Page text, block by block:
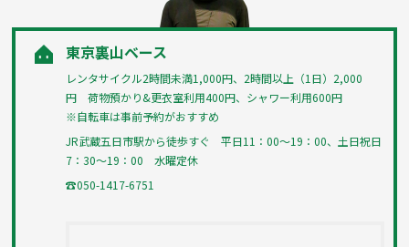
東京裏山ベース
レンタサイクル2時間未満1,000円、2時間以上（1日）2,000
円 荷物預かり&更衣室利用400円、シャワー利用600円
※自転車は事前予約がおすすめ
JR武蔵五日市駅から徒歩すぐ 平日11：00～19：00、土日祝日
7：30～19：00 水曜定休
☎050-1417-6751